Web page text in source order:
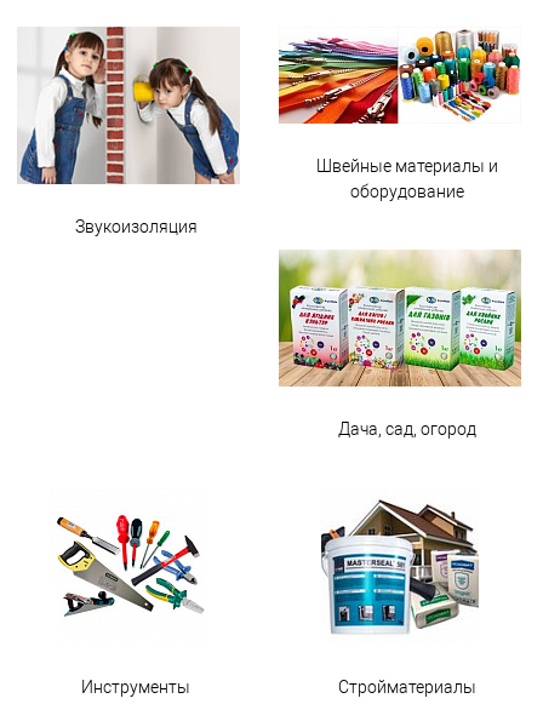
Звукоизоляция
Швейные материалы и
оборудование
Дача, сад, огород
Инструменты Стройматериалы